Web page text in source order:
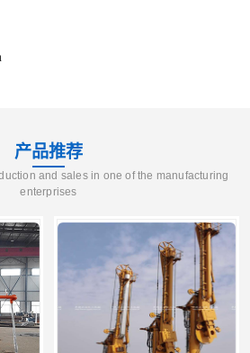
产品推荐
and sales in one of the manufacturing
enterprises